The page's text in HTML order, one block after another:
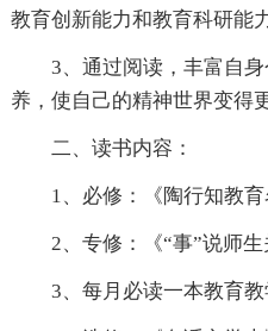
教育创新能力和教育科研能力
3、通过阅读，丰富自
养，使自己的精神世界变得
二、读书内容：
1、必修：《陶行知教育
2、专修：《“事”说师生
3、每月必读一本教育教